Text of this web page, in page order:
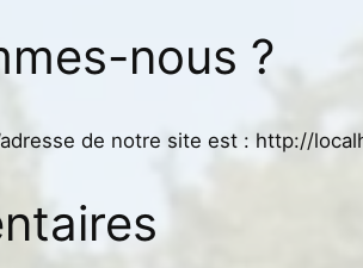
nous ?
de notre site est : http://